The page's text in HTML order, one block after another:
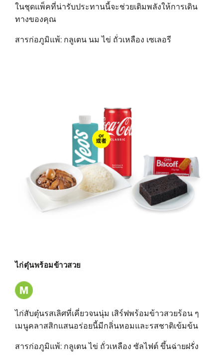
ในชุดแพ็คที่น่ารับประทานนี้จะช่วยเติมพลังให้การเดิน
ทางของคุณ
สารก่อภูมิแพ้: กลูเตน นม ไข่ ถั่วเหลือง เซเลอรี
ไก่ตุ๋นพร้อมข้าวสวย
ไก่สับตุ๋นรสเลิศที่เคี่ยวจนนุ่ม เสิร์ฟพร้อมข้าวสวยร้อน ๆ
เมนูคลาสสิกแสนอร่อยนี้มีกลิ่นหอมและรสชาติเข้มข้น
สารก่อภูมิแพ้: กลูเตน ไข่ ถั่วเหลือง ซัลไฟต์ ขึ้นฉ่ายฝรั่ง